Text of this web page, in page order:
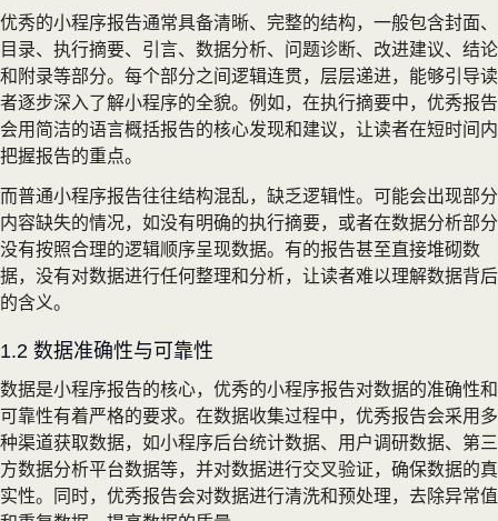
优秀的小程序报告通常具备清晰、完整的结构，一般包含封面、
目录、执行摘要、引言、数据分析、问题诊断、改进建议、结论
和附录等部分。每个部分之间逻辑连贯，层层递进，能够引导读
者逐步深入了解小程序的全貌。例如，在执行摘要中，优秀报告
会用简洁的语言概括报告的核心发现和建议，让读者在短时间内
把握报告的重点。
而普通小程序报告往往结构混乱，缺乏逻辑性。可能会出现部分
内容缺失的情况，如没有明确的执行摘要，或者在数据分析部分
没有按照合理的逻辑顺序呈现数据。有的报告甚至直接堆砌数
据，没有对数据进行任何整理和分析，让读者难以理解数据背后
的含义。
1.2 数据准确性与可靠性
数据是小程序报告的核心，优秀的小程序报告对数据的准确性和
可靠性有着严格的要求。在数据收集过程中，优秀报告会采用多
种渠道获取数据，如小程序后台统计数据、用户调研数据、第三
方数据分析平台数据等，并对数据进行交叉验证，确保数据的真
实性。同时，优秀报告会对数据进行清洗和预处理，去除异常值